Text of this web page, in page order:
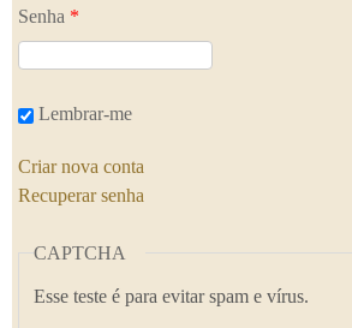
Senha *
Lembrar-me
Criar nova conta
Recuperar senha
CAPTCHA
Esse teste é para evitar spam e vírus.